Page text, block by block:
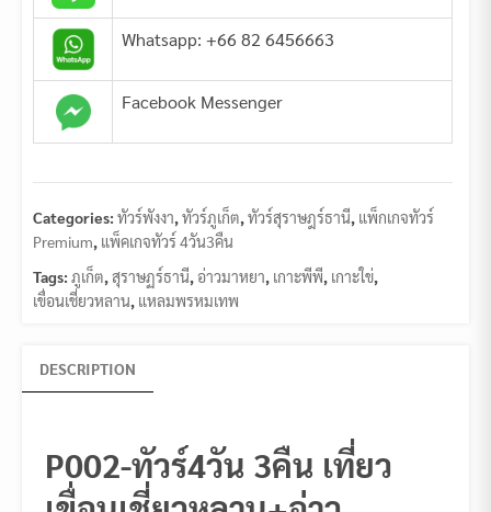
Whatsapp: +66 82 6456663
Facebook Messenger
Categories: ทัวร์พังงา,ทัวร์ภูเก็ต,ทัวร์สุราษฎร์ธานี, แพ็กเกจทัวร์
Premium, แพ็คเกจทัวร์ 4วัน3คืน
Tags: ภูเก็ต,สุราษฏร์ธานี,อ่าวมาหยา, เกาะพีพี, เกาะใข่,
เขื่อนเชี่ยวหลาน, แหลมพรหมเทพ
DESCRIPTION
P002-ทัวร์4วัน 3คืน เที่ยว